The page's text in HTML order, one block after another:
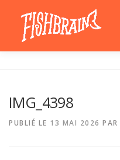
contenu
LA BOUTIQUE
IMG_4398
PUBLIÉ LE 13 MAI 2026 PAR